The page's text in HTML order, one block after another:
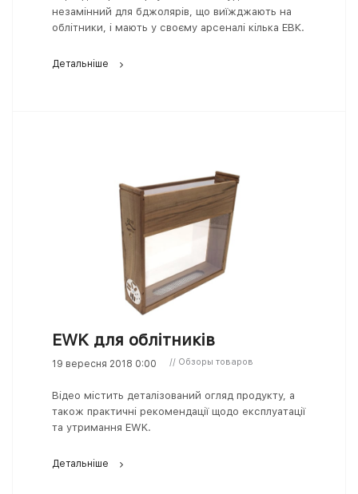
незамінний для бджолярів, що виїжджають на
облітники, і мають у своєму арсеналі кілька ЕВК.
Детальніше
EWK для облітників
19 вересня 2018 0:00 // Обзоры товаров
Відео містить деталізований огляд продукту, а
також практичні рекомендації щодо експлуатації
та утримання EWK.
Детальніше